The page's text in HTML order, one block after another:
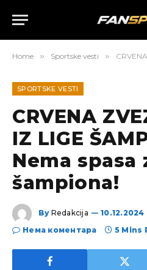
Home » Sportske vesti » CRVENA
SPORTSKE VESTI
CRVENA
IZ LIGE
Nema spasa
šampiona!
By Redakcija 10.12.2024
Нема коментара
5 Mins